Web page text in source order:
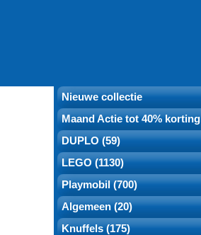
Nieuwe collectie
Maand Actie tot 40% korting
DUPLO (59)
LEGO (1130)
Playmobil (700)
Algemeen (20)
Knuffels (175)